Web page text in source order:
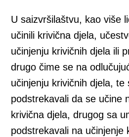
U saizvršilaštvu, kao više
učinili krivična djela,
učinjenju krivičnih djela ili
drugo čime se na
učinjenju krivičnih djela, te
podstrekavali da se učine
krivična djela, drugog sa
podstrekavali na učinjenje